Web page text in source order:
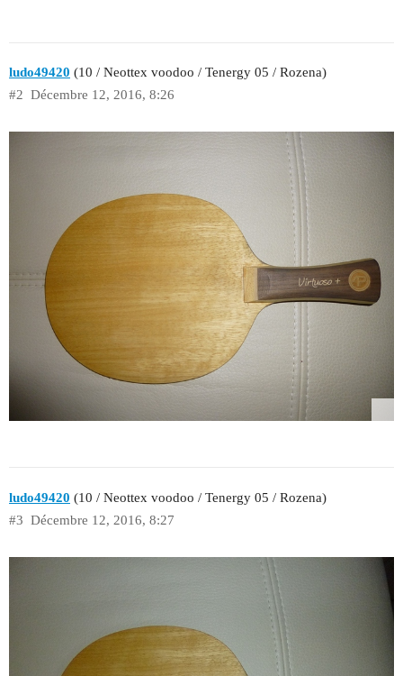
ludo49420 (10 / Neottex voodoo / Tenergy 05 / Rozena)
Décembre 12, 2016, 8:26
#2
ludo49420 (10 / Neottex voodoo / Tenergy 05 / Rozena)
Décembre 12, 2016, 8:27
#3